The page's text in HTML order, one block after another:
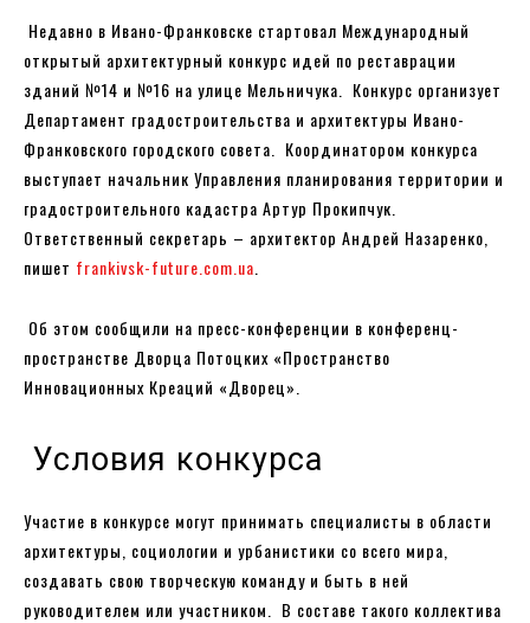
Недавно в Ивано-Франковске стартовал Международный
открытый архитектурный конкурс идей по реставрации
зданий №14 и №16 на улице Мельничука. Конкурс организует
Департамент градостроительства и архитектуры Ивано-
Франковского городского совета. Координатором конкурса
выступает начальник Управления планирования территории и
градостроительного кадастра Артур Прокипчук.
Ответственный секретарь – архитектор Андрей Назаренко,
пишет frankivsk-future.com.ua
Об этом сообщили на пресс-конференции в конференц-
пространстве Дворца Потоцких «Пространство
Инновационных Креаций «Дворец».
Условия конкурса
Участие в конкурсе могут принимать специалисты в области
архитектуры, социологии и урбанистики со всего мира,
создавать свою творческую команду и быть в ней
руководителем или участником. В составе такого коллектива